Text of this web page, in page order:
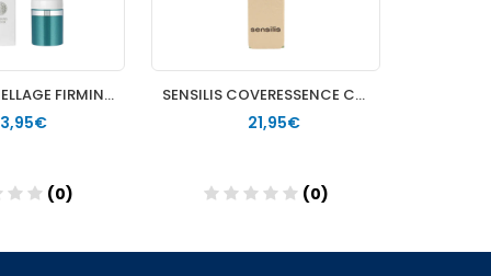
ENDOCARE CELLAGE FIRMING DAY CREAM SPF30 REAFIRMANTE REGENERADORA 1 ENVASE 50 ML
(0)
SENSILIS COVERESSENCE CORRECTOR ANTIROJECES 1 STICK
21,95€
(0)